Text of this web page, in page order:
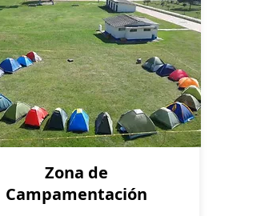
Zona de
Campamentación